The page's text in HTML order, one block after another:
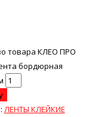
товара КЛЕО ПРО
бордюрная
ЛЕНТЫ КЛЕЙКИЕ